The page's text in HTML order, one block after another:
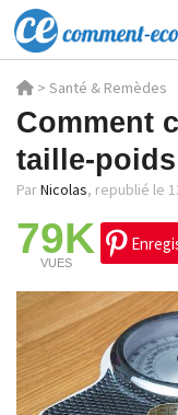
> Santé & Remèdes
Comment
taille-
ParNicolas, republié le
79K
VUES